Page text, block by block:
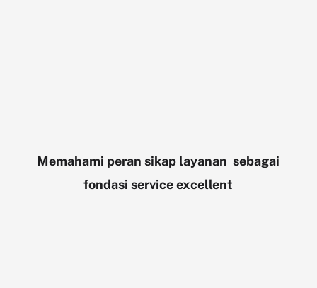
Memahami peran sikap layanan sebagai
fondasi service excellent